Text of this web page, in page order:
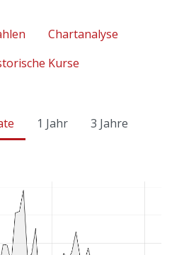
Chartanalyse
Kurse
1 Jahr
3 Jahre